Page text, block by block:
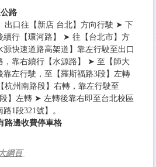
路
出口往【新店 台北】方向行駛 ➤ 下
續行【環河路】 ➤ 往【台北市】方
源快速道路高架道】靠左行駛至出口
，靠右續行【水源路】 ➤ 至【師大
靠左行駛，至【羅斯福路3段】左轉
杭州南路段】右轉，靠左行駛至
段】左轉 ➤ 左轉後靠右即至台北校區
1段321號】。
路邊收費停車格
網頁